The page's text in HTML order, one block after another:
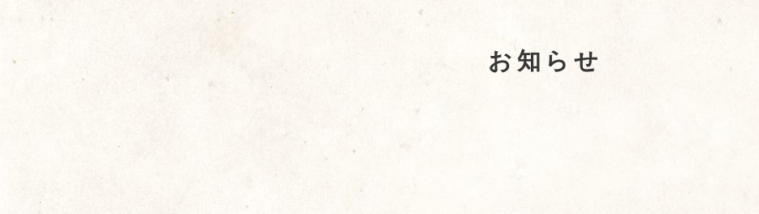
お知らせ